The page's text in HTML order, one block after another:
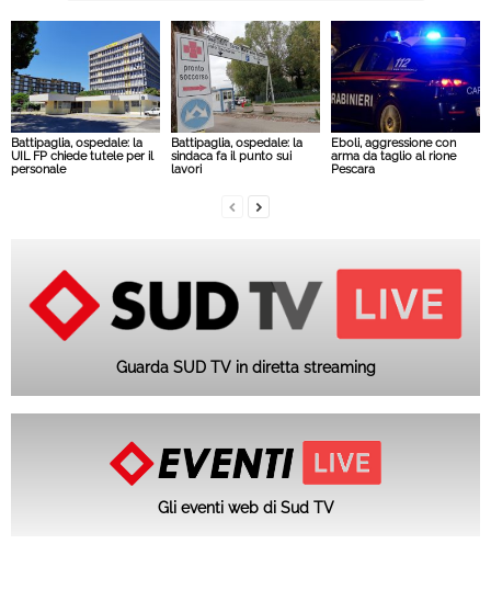
Battipaglia, ospedale: la
UIL FP chiede tutele per il
personale
Battipaglia, ospedale: la
sindaca fa il punto sui
lavori
Eboli, aggressione con
arma da taglio al rione
Pescara
Guarda SUD TV in diretta streaming
Gli eventi web di Sud TV